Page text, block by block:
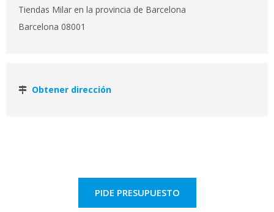
Tiendas Milar en la provincia de Barcelona
Barcelona 08001
Obtener dirección
PIDE PRESUPUESTO